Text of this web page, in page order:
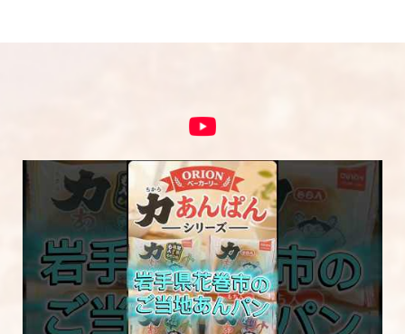
5段階評価をつけてください
★
★★
★★★
★★★★
★★★★★
内容をご確認の上、「レビューを送信する」ボ
タンから送信ください。